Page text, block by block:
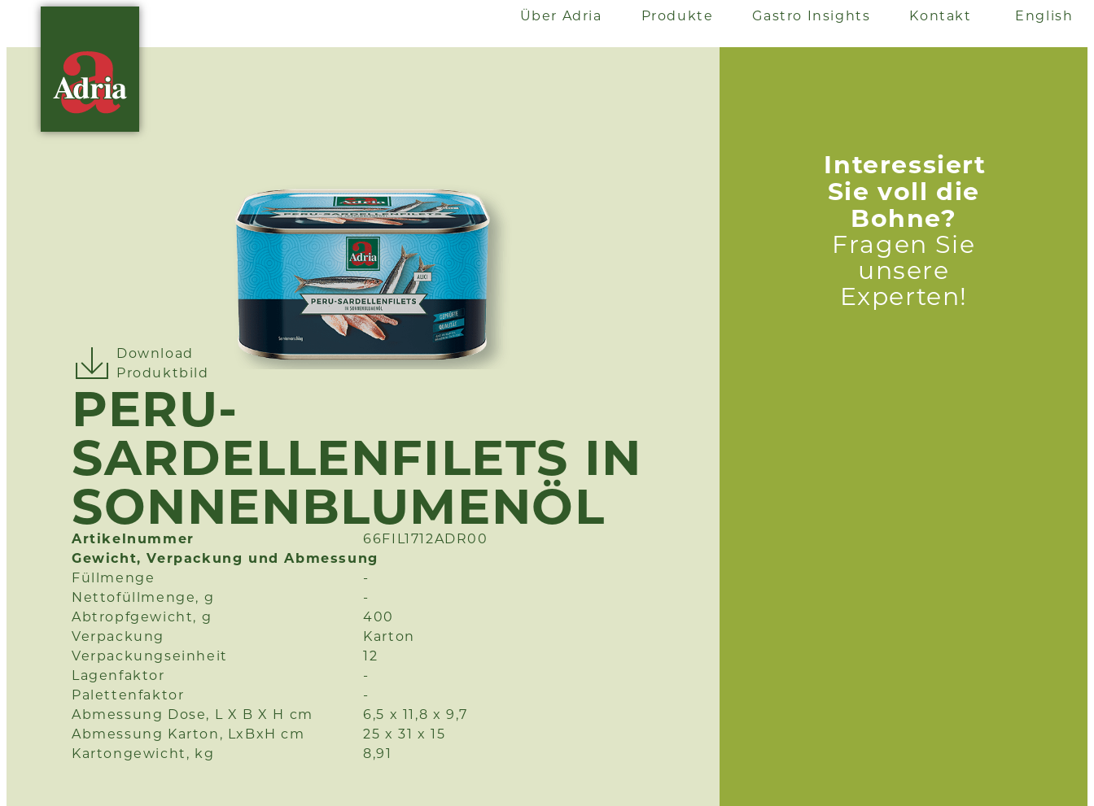
Über Adria Produkte Gastro Insights Kontakt English
Download
Produktbild
PERU-
SARDELLENFILETS IN
SONNENBLUMENÖL
Artikelnummer
66FIL1712ADR00
Gewicht, Verpackung und Abmessung
Füllmenge
-
Nettofüllmenge, g
-
Abtropfgewicht, g
400
Verpackung
Karton
Verpackungseinheit
12
Lagenfaktor
-
Palettenfaktor
-
Abmessung Dose, L X B X H cm
6,5 x 11,8 x 9,7
Abmessung Karton, LxBxH cm
25 x 31 x 15
Kartongewicht, kg
8,91
Interessiert
Sie voll die
Bohne?
Fragen Sie
unsere
Experten!